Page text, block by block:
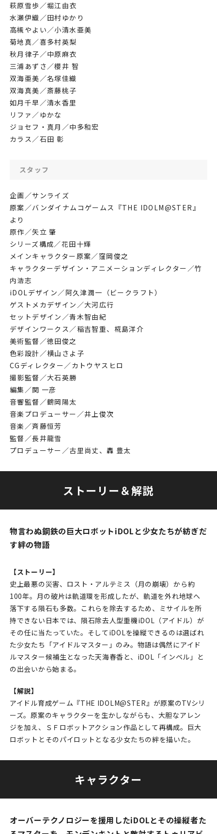
萩原雪歩／堀江由衣
水瀬伊織／田村ゆかり
高槻やよい／小清水亜美
菊地真／喜多村英梨
秋月律子／中原麻衣
三浦あずさ／櫻井 智
双海亜美／名塚佳織
双海真美／斎藤桃子
如月千早／清水香里
リファ／ゆかな
ジョセフ・真月／中多和宏
カラス／石田 彰
スタッフ
企画／サンライズ
原案／バンダイナムコゲームス『THE IDOLM@STER』
より
原作／矢立 肇
シリーズ構成／花田十輝
メインキャラクター原案／窪岡俊之
キャラクターデザイン・アニメーションディレクター／竹
内浩志
iDOLデザイン／阿久津潤一（ビークラフト）
ゲストメカデザイン／大河広行
セットデザイン／青木智由紀
デザインワークス／稲吉智重、椛島洋介
美術監督／徳田俊之
色彩設計／横山さよ子
CGディレクター／カトウヤスヒロ
撮影監督／大石英勝
編集／関 一彦
音響監督／鶴岡陽太
音楽プロデューサー／井上俊次
音楽／斉藤恒芳
監督／長井龍雪
プロデューサー／古里尚丈、轟 豊太
ストーリー＆解説
物言わぬ鋼鉄の巨大ロボットiDOLと少女たちが紡ぎだ
す絆の物語
【ストーリー】
史上最悪の災害、ロスト・アルテミス（月の崩壊）から約
100年。月の破片は軌道環を形成したが、軌道を外れ地球へ
落下する隕石も多数。これらを除去するため、ミサイルを所
持できない日本では、隕石除去人型重機iDOL（アイドル）が
その任に当たっていた。そしてiDOLを操縦できるのは選ばれ
た少女たち「アイドルマスター」のみ。物語は偶然にアイド
ルマスター候補生となった天海春香と、iDOL「インベル」と
の出会いから始まる。
【解説】
アイドル育成ゲーム『THE IDOLM@STER』が原案のTVシリ
ーズ。原案のキャラクターを生かしながらも、大胆なアレン
ジを加え、ＳＦロボットアクション作品として再構成。巨大
ロボットとそのパイロットとなる少女たちの絆を描いた。
キャラクター
オーバーテクノロジーを援用したiDOLとその操縦者た